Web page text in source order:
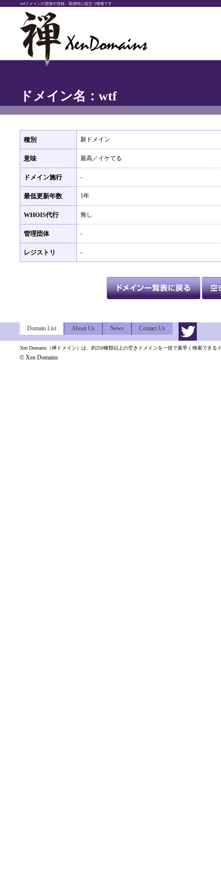
wtfドメインの意味や登録・取得時に役立つ情報です
ドメイン名：wtf
種別 新ドメイン
意味 最高／イケてる
ドメイン施行 -
最低更新年数 1年
WHOIS代行 無し
管理団体 -
レジストリ -
Domain List About Us News Contact Us
Xen Domains（禅ドメイン）は、約250種類以上の空きドメインを一括で素早く検索できる
© Xen Domains